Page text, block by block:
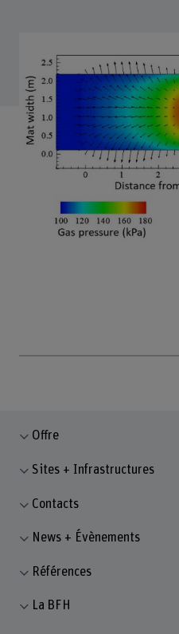
Offre
Sites + Infrastructures
Contacts
News + Évènements
Références
La BFH